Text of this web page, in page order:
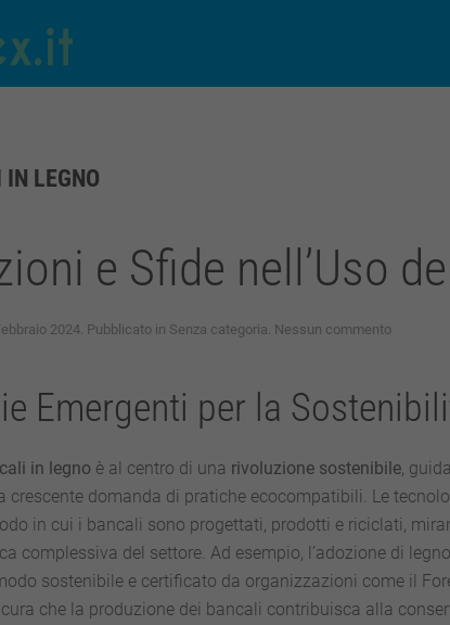
LEGNO
e Sfide nell’Uso
2024. Pubblicato in Senza categoria. Nessun commentosu
nell’Uso
dei
in
Emergenti per la
in legno è al centro di una rivoluzione sostenibile,
crescente domanda di pratiche ecocompatibili. Le
in cui i bancali sono progettati, prodotti e riciclati,
complessiva del settore. Ad esempio, l’adozione di
sostenibile e certificato da organizzazioni come il
che la produzione dei bancali contribuisca alla